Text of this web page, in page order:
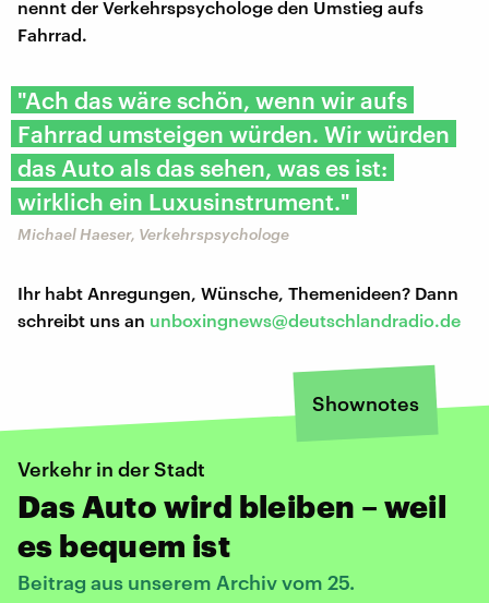
nennt der Verkehrspsychologe den Umstieg aufs
Fahrrad.
"Ach das wäre schön, wenn wir aufs
Fahrrad umsteigen würden. Wir würden
das Auto als das sehen, was es ist:
wirklich ein Luxusinstrument."
Michael Haeser, Verkehrspsychologe
Ihr habt Anregungen, Wünsche, Themenideen? Dann
schreibt uns an unboxingnews@deutschlandradio.de
Shownotes
Verkehr in der Stadt
Das Auto wird bleiben – weil
es bequem ist
Beitrag aus unserem Archiv vom 25.